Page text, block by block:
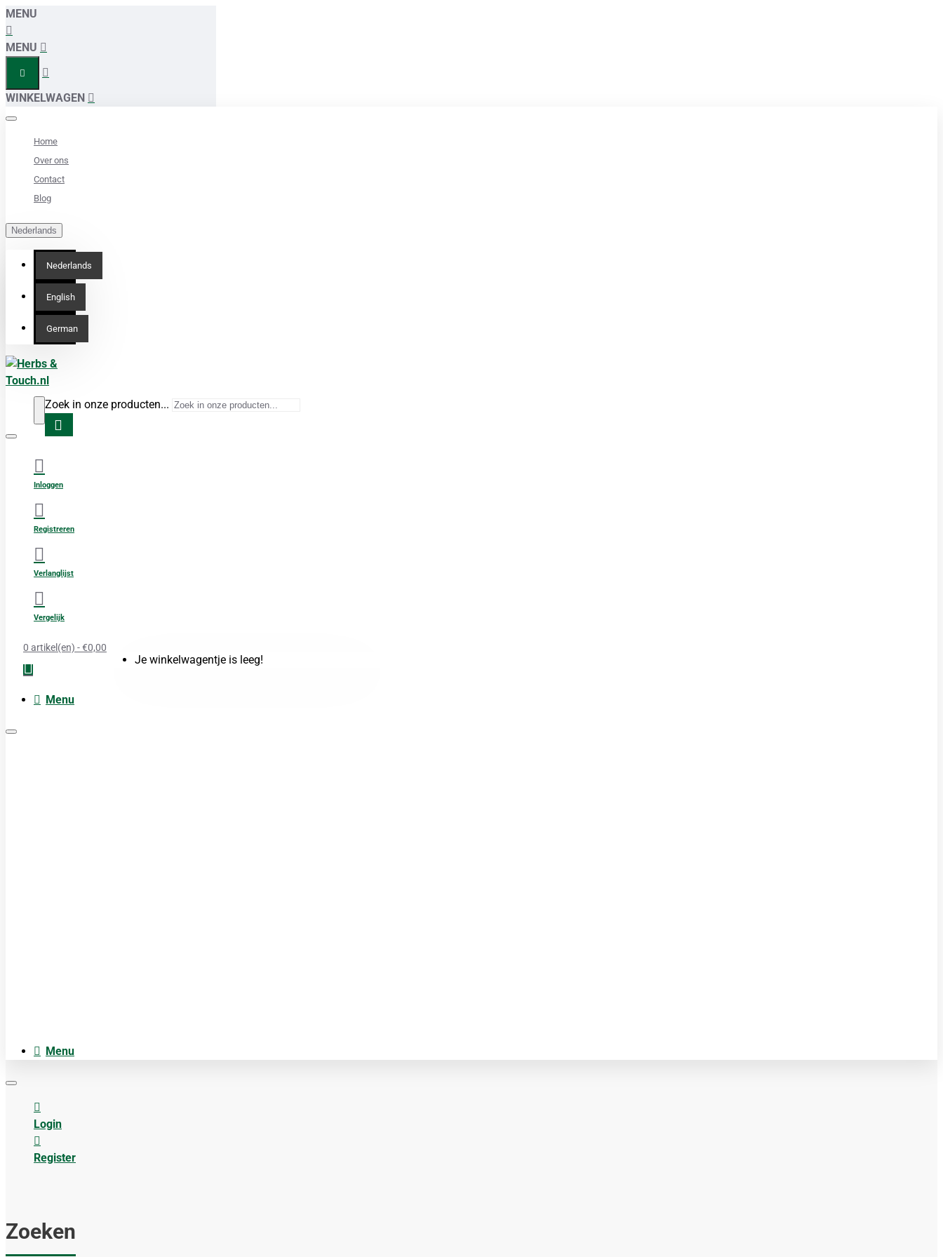
MENU
MENU
WINKELWAGEN
Home
Over ons
Contact
Blog
Nederlands
Nederlands
English
German
Zoek in onze producten...
Inloggen
Registreren
Verlanglijst
Vergelijk
0 artikel(en) - €0,00
Je winkelwagentje is leeg!
Menu
Menu
Login
Register
Zoeken